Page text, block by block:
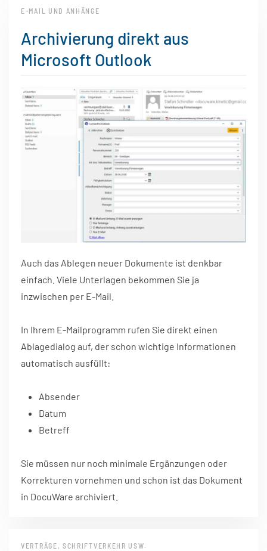
E-MAIL UND ANHÄNGE
Archivierung direkt aus
Microsoft Outlook
Auch das Ablegen neuer Dokumente ist denkbar
einfach. Viele Unterlagen bekommen Sie ja
inzwischen per E-Mail.
In Ihrem E-Mailprogramm rufen Sie direkt einen
Ablagedialog auf, der schon wichtige Informationen
automatisch ausfüllt:
Absender
Datum
Betreff
Sie müssen nur noch minimale Ergänzungen oder
Korrekturen vornehmen und schon ist das Dokument
in DocuWare archiviert.
VERTRÄGE, SCHRIFTVERKEHR USW.